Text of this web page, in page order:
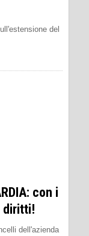
del
con i
diritti!
dell'azienda